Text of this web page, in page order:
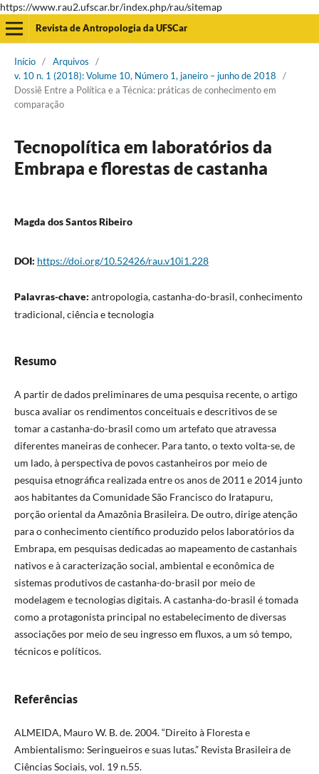
https://www.rau2.ufscar.br/index.php/rau/sitemap
Revista de Antropologia da UFSCar
Início / Arquivos
/
v. 10 n. 1 (2018): Volume 10, Número 1, janeiro – junho de 2018
/
Dossiê Entre a Política e a Técnica: práticas de conhecimento em
comparação
Tecnopolítica em laboratórios da
Embrapa e florestas de castanha
Magda dos Santos Ribeiro
DOI: https://doi.org/10.52426/rau.v10i1.228
Palavras-chave: antropologia, castanha-do-brasil, conhecimento
tradicional, ciência e tecnologia
Resumo
A partir de dados preliminares de uma pesquisa recente, o artigo
busca avaliar os rendimentos conceituais e descritivos de se
tomar a castanha-do-brasil como um artefato que atravessa
diferentes maneiras de conhecer. Para tanto, o texto volta-se, de
um lado, à perspectiva de povos castanheiros por meio de
pesquisa etnográfica realizada entre os anos de 2011 e 2014 junto
aos habitantes da Comunidade São Francisco do Iratapuru,
porção oriental da Amazônia Brasileira. De outro, dirige atenção
para o conhecimento científico produzido pelos laboratórios da
Embrapa, em pesquisas dedicadas ao mapeamento de castanhais
nativos e à caracterização social, ambiental e econômica de
sistemas produtivos de castanha-do-brasil por meio de
modelagem e tecnologias digitais. A castanha-do-brasil é tomada
como a protagonista principal no estabelecimento de diversas
associações por meio de seu ingresso em fluxos, a um só tempo,
técnicos e políticos.
Referências
ALMEIDA, Mauro W. B. de. 2004. “Direito à Floresta e
Ambientalismo: Seringueiros e suas lutas.” Revista Brasileira de
Ciências Sociais, vol. 19 n.55.